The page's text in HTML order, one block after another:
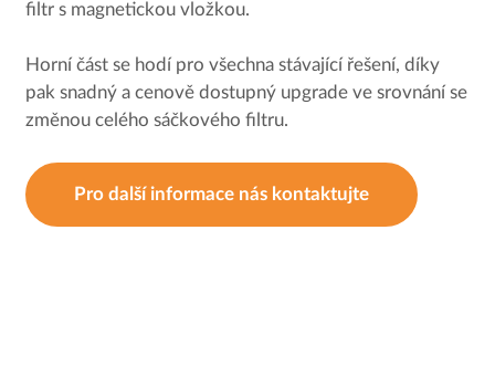
filtr s magnetickou vložkou.
Horní část se hodí pro všechna stávající řešení, díky
pak snadný a cenově dostupný upgrade ve srovnání se
změnou celého sáčkového filtru.
Pro další informace nás kontaktujte